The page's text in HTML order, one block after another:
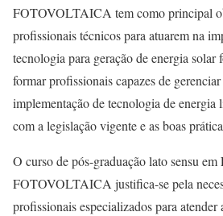
FOTOVOLTAICA tem como principal
profissionais técnicos para atuarem na
tecnologia para geração de energia solar
formar profissionais capazes de
implementação de tecnologia de energia
com a legislação vigente e as boas
O curso de pós-graduação lato sensu
FOTOVOLTAICA justifica-se pela
profissionais especializados para atender